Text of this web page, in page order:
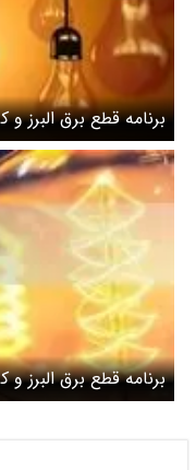
برنامه قطع برق البرز و کرج
برنامه قطع برق البرز و کرج سه